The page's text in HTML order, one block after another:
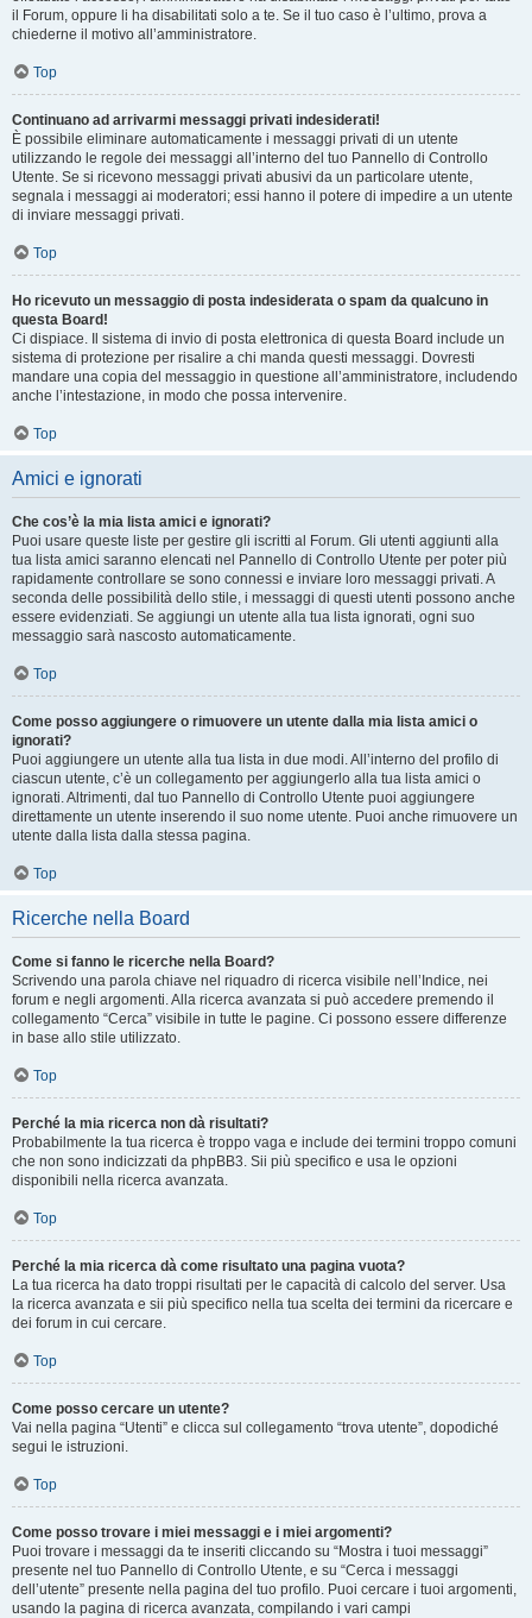
il Forum, oppure li ha disabilitati solo a te. Se il tuo caso è l’ultimo, prova a
chiederne il motivo all’amministratore.
Top
Continuano ad arrivarmi messaggi privati indesiderati!
È possibile eliminare automaticamente i messaggi privati ​​di un utente
utilizzando le regole dei messaggi all’interno del tuo Pannello di Controllo
Utente. Se si ricevono messaggi privati ​​abusivi da un particolare utente,
segnala i messaggi ai moderatori; essi hanno il potere di impedire a un utente
di inviare messaggi privati​​.
Top
Ho ricevuto un messaggio di posta indesiderata o spam da qualcuno in
questa Board!
Ci dispiace. Il sistema di invio di posta elettronica di questa Board include un
sistema di protezione per risalire a chi manda questi messaggi. Dovresti
mandare una copia del messaggio in questione all’amministratore, includendo
anche l’intestazione, in modo che possa intervenire.
Top
Amici e ignorati
Che cos’è la mia lista amici e ignorati?
Puoi usare queste liste per gestire gli iscritti al Forum. Gli utenti aggiunti alla
tua lista amici saranno elencati nel Pannello di Controllo Utente per poter più
rapidamente controllare se sono connessi e inviare loro messaggi privati. A
seconda delle possibilità dello stile, i messaggi di questi utenti possono anche
essere evidenziati. Se aggiungi un utente alla tua lista ignorati, ogni suo
messaggio sarà nascosto automaticamente.
Top
Come posso aggiungere o rimuovere un utente dalla mia lista amici o
ignorati?
Puoi aggiungere un utente alla tua lista in due modi. All’interno del profilo di
ciascun utente, c’è un collegamento per aggiungerlo alla tua lista amici o
ignorati. Altrimenti, dal tuo Pannello di Controllo Utente puoi aggiungere
direttamente un utente inserendo il suo nome utente. Puoi anche rimuovere un
utente dalla lista dalla stessa pagina.
Top
Ricerche nella Board
Come si fanno le ricerche nella Board?
Scrivendo una parola chiave nel riquadro di ricerca visibile nell’Indice, nei
forum e negli argomenti. Alla ricerca avanzata si può accedere premendo il
collegamento “Cerca” visibile in tutte le pagine. Ci possono essere differenze
in base allo stile utilizzato.
Top
Perché la mia ricerca non dà risultati?
Probabilmente la tua ricerca è troppo vaga e include dei termini troppo comuni
che non sono indicizzati da phpBB3. Sii più specifico e usa le opzioni
disponibili nella ricerca avanzata.
Top
Perché la mia ricerca dà come risultato una pagina vuota?
La tua ricerca ha dato troppi risultati per le capacità di calcolo del server. Usa
la ricerca avanzata e sii più specifico nella tua scelta dei termini da ricercare e
dei forum in cui cercare.
Top
Come posso cercare un utente?
Vai nella pagina “Utenti” e clicca sul collegamento “trova utente”, dopodiché
segui le istruzioni.
Top
Come posso trovare i miei messaggi e i miei argomenti?
Puoi trovare i messaggi da te inseriti cliccando su “Mostra i tuoi messaggi”
presente nel tuo Pannello di Controllo Utente, e su “Cerca i messaggi
dell’utente” presente nella pagina del tuo profilo. Puoi cercare i tuoi argomenti,
usando la pagina di ricerca avanzata, compilando i vari campi